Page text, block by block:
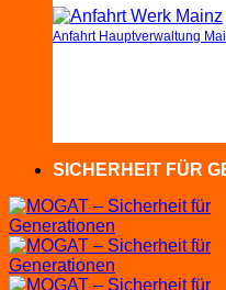
Anfahrt Hauptverwaltung
SICHERHEIT FÜR